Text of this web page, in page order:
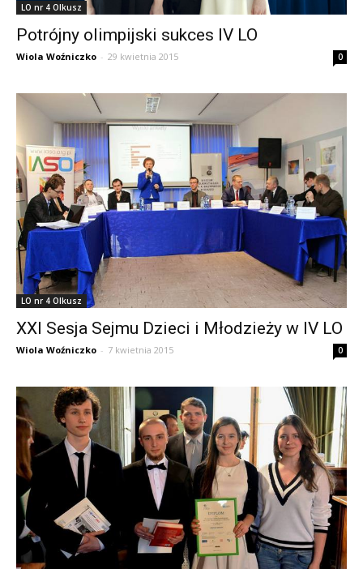
LO nr 4 Olkusz
Potrójny olimpijski sukces IV LO
Wiola Woźniczko - 29 kwietnia 2015 0
LO nr 4 Olkusz
XXI Sesja Sejmu Dzieci i Młodzieży w IV LO
Wiola Woźniczko - 7 kwietnia 2015 0